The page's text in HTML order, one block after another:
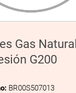
Gas
G200
BR00S507013